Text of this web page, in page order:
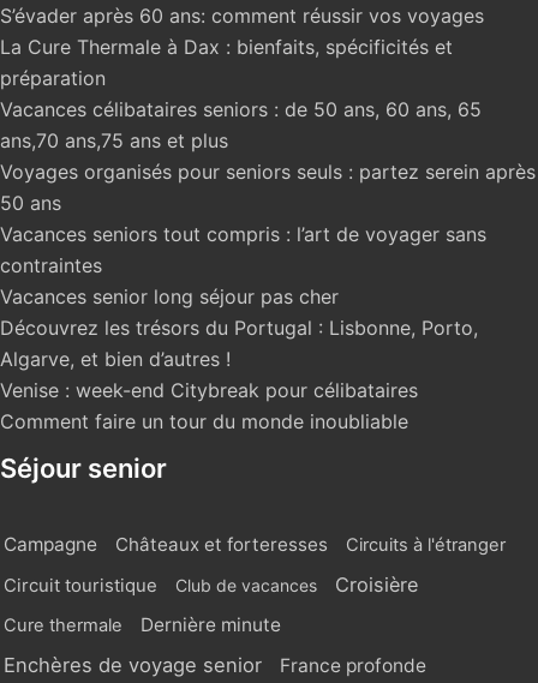
S’évader après 60 ans: comment réussir vos voyages
La Cure Thermale à Dax : bienfaits, spécificités et
préparation
Vacances célibataires seniors : de 50 ans, 60 ans, 65
ans,70 ans,75 ans et plus
Voyages organisés pour seniors seuls : partez serein après
50 ans
Vacances seniors tout compris : l’art de voyager sans
contraintes
Vacances senior long séjour pas cher
Découvrez les trésors du Portugal : Lisbonne, Porto,
Algarve, et bien d’autres !
Venise : week-end Citybreak pour célibataires
Comment faire un tour du monde inoubliable
Séjour senior
Campagne Châteaux et forteresses
Circuits à l'étranger
Circuit touristique
Club de vacances Croisière
Cure thermale Dernière minute
Enchères de voyage senior
France profonde